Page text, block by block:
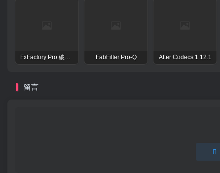
FxFactory Pro 破解版 视觉效果插件工具包 FabFilter Pro-Q After Codecs 1.12.1
留言